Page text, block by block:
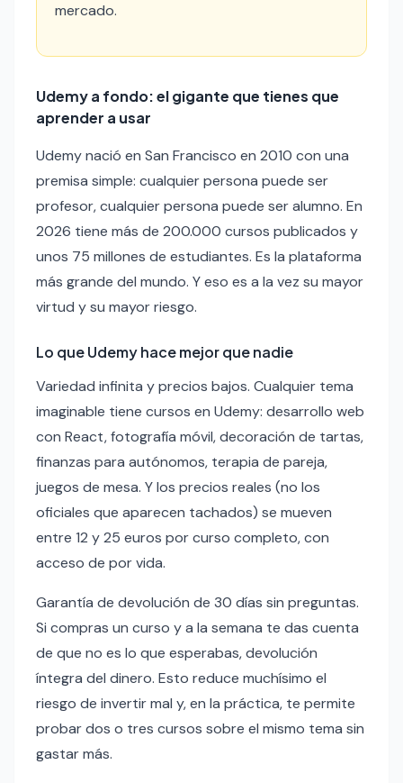
mercado.
Udemy a fondo: el gigante que tienes que
aprender a usar
Udemy nació en San Francisco en 2010 con una
premisa simple: cualquier persona puede ser
profesor, cualquier persona puede ser alumno. En
2026 tiene más de 200.000 cursos publicados y
unos 75 millones de estudiantes. Es la plataforma
más grande del mundo. Y eso es a la vez su mayor
virtud y su mayor riesgo.
Lo que Udemy hace mejor que nadie
Variedad infinita y precios bajos. Cualquier tema
imaginable tiene cursos en Udemy: desarrollo web
con React, fotografía móvil, decoración de tartas,
finanzas para autónomos, terapia de pareja,
juegos de mesa. Y los precios reales (no los
oficiales que aparecen tachados) se mueven
entre 12 y 25 euros por curso completo, con
acceso de por vida.
Garantía de devolución de 30 días sin preguntas.
Si compras un curso y a la semana te das cuenta
de que no es lo que esperabas, devolución
íntegra del dinero. Esto reduce muchísimo el
riesgo de invertir mal y, en la práctica, te permite
probar dos o tres cursos sobre el mismo tema sin
gastar más.